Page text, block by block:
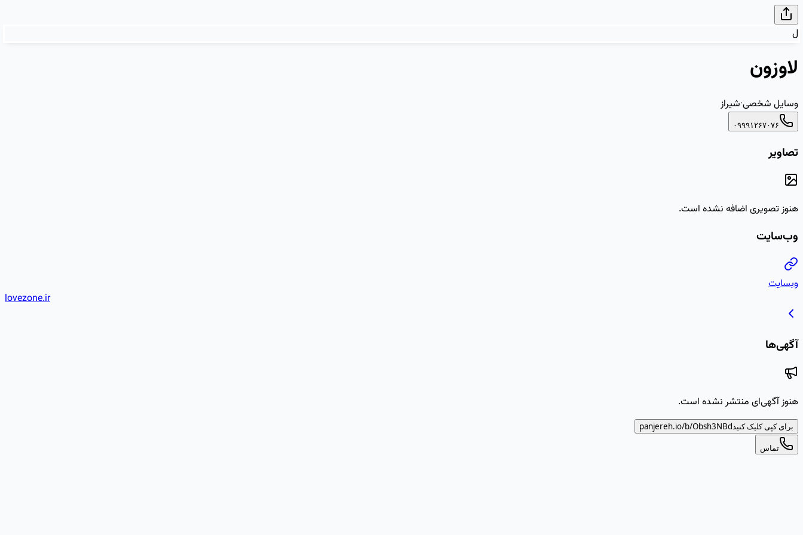
ل
لاوزون
وسایل شخصی·شیراز
۰۹۹۹۱۲۶۷۰۷۶
تصاویر
هنوز تصویری اضافه نشده است.
وب‌سایت
وبسایت
lovezone.ir
آگهی‌ها
هنوز آگهی‌ای منتشر نشده است.
panjereh.io/b/Obsh3NBdبرای کپی کلیک کنید
تماس